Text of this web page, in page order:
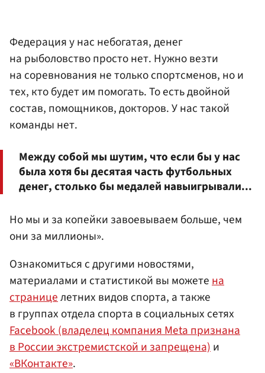
Федерация у нас небогатая, денег
на рыболовство просто нет. Нужно везти
на соревнования не только спортсменов, но и
тех, кто будет им помогать. То есть двойной
состав, помощников, докторов. У нас такой
команды нет.
Между собой мы шутим, что если бы у нас
была хотя бы десятая часть футбольных
денег, столько бы медалей навыигрывали...
Но мы и за копейки завоевываем больше, чем
они за миллионы».
Ознакомиться с другими новостями,
материалами и статистикой вы можетена
страницелетних видов спорта, а также
в группах отдела спорта в социальных сетях
Facebook (владелец компания Meta признана
в России экстремистской и запрещена)и
«ВКонтакте».